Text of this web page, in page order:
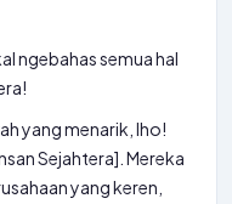
ngebahas semua hal
yang menarik, lho!
Sejahtera]. Mereka
yang keren,